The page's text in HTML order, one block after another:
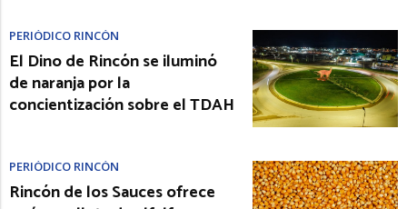
PERIÓDICO RINCÓN
El Dino de Rincón se iluminó
de naranja por la
concientización sobre el TDAH
PERIÓDICO RINCÓN
Rincón de los Sauces ofrece